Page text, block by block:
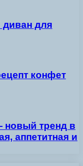
для
конфет
новый тренд в
аппетитная и